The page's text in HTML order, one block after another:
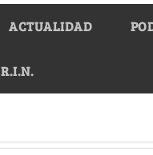
ACTUALIDAD
R.I.N.